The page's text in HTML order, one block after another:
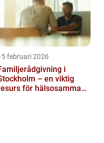
februari 2026
i
– en viktig
för hälsosamma